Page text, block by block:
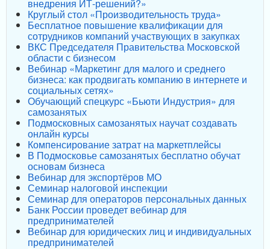
внедрения ИТ-решений?»
Круглый стол «Производительность труда»
Бесплатное повышение квалификации для
сотрудников компаний участвующих в закупках
ВКС Председателя Правительства Московской
области с бизнесом
Вебинар «Маркетинг для малого и среднего
бизнеса: как продвигать компанию в интернете и
социальных сетях»
Обучающий спецкурс «Бьюти Индустрия» для
самозанятых
Подмосковных самозанятых научат создавать
онлайн курсы
Компенсирование затрат на маркетплейсы
В Подмосковье самозанятых бесплатно обучат
основам бизнеса
Вебинар для экспортёров МО
Семинар налоговой инспекции
Семинар для операторов персональных данных
Банк России проведет вебинар для
предпринимателей
Вебинар для юридических лиц и индивидуальных
предпринимателей